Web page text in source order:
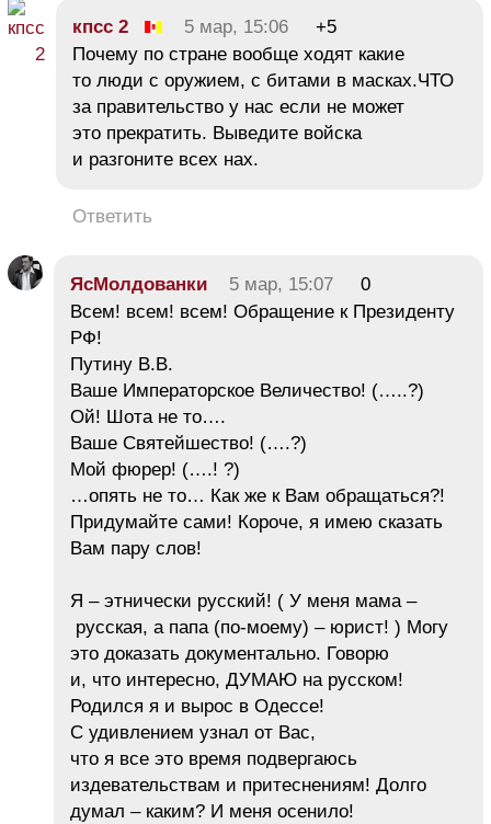
кпсс 2 5 мар, 15:06
+5
Почему по стране вообще ходят какие
то люди с оружием, с битами в масках.ЧТО
за правительство у нас если не может
это прекратить. Выведите войска
и разгоните всех нах.
Ответить
ЯсМолдованки 5 мар, 15:07
0
Всем! всем! всем! Обращение к Президенту
РФ!
Путину В.В.
Ваше Императорское Величество! (…..?)
Ой! Шота не то….
Ваше Святейшество! (….?)
Мой фюрер! (….! ?)
…опять не то… Как же к Вам обращаться?!
Придумайте сами! Короче, я имею сказать
Вам пару слов!
Я – этнически русский! ( У меня мама –
русская, а папа (по-моему) – юрист! ) Могу
это доказать документально. Говорю
и, что интересно, ДУМАЮ на русском!
Родился я и вырос в Одессе!
С удивлением узнал от Вас,
что я все это время подвергаюсь
издевательствам и притеснениям! Долго
думал – каким? И меня осенило!